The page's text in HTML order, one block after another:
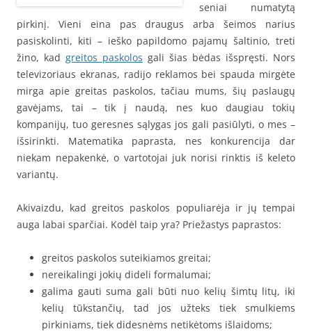
seniai numatytą
pirkinį. Vieni eina pas draugus arba šeimos narius
pasiskolinti, kiti – ieško papildomo pajamų šaltinio, treti
žino, kad greitos paskolos gali šias bėdas išspręsti. Nors
televizoriaus ekranas, radijo reklamos bei spauda mirgėte
mirga apie greitas paskolos, tačiau mums, šių paslaugų
gavėjams, tai – tik į naudą, nes kuo daugiau tokių
kompanijų, tuo geresnes sąlygas jos gali pasiūlyti, o mes –
išsirinkti. Matematika paprasta, nes konkurencija dar
niekam nepakenkė, o vartotojai juk norisi rinktis iš keleto
variantų.
Akivaizdu, kad greitos paskolos populiarėja ir jų tempai
auga labai sparčiai. Kodėl taip yra? Priežastys paprastos:
greitos paskolos suteikiamos greitai;
nereikalingi jokių dideli formalumai;
galima gauti suma gali būti nuo kelių šimtų litų, iki
kelių tūkstančių, tad jos užteks tiek smulkiems
pirkiniams, tiek didesnėms netikėtoms išlaidoms;